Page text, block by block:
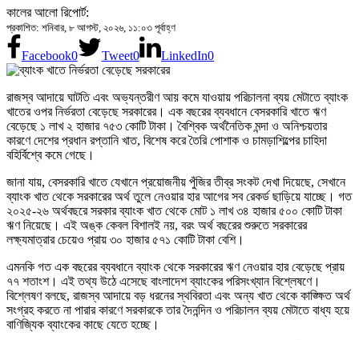
কালের আলো রিপোর্ট:
প্রকাশিত: শনিবার, ৮ আগস্ট, ২০২৬, ১১:০৩ পূর্বাহ্ণ
Facebook0 Tweet0 LinkedIn0
রাজস্ব আদায়ে ঘাটতি এবং অভ্যন্তরীণ আয় কমে যাওয়ায় পরিচালনা ব্যয় মেটাতে ব্যাংক
খাতের ওপর নির্ভরতা বেড়েছে সরকারের। এক বছরের ব্যবধানে বেসরকারি খাতে ঋণ
বেড়েছে ১ লাখ ২ হাজার ৭৫৩ কোটি টাকা। বৈশ্বিক অর্থনৈতিক মন্দা ও অনিশ্চয়তার
কারণে দেশের প্রধান রপ্তানি খাত, বিশেষ করে তৈরি পোশাক ও চামড়াশিল্পের চাহিদা
বহির্বিশ্বে কমে গেছে।
জানা যায়, বেসরকারি খাতে যেখানে প্রয়োজনীয় পুঁজির তীব্র সংকট দেখা দিয়েছে, সেখানে
ব্যাংক খাত থেকে সরকারের অর্থ তুলে নেওয়ার হার আগের সব রেকর্ড ছাড়িয়ে যাচ্ছে। গত
২০২৫-২৬ অর্থবছরে সরকার ব্যাংক খাত থেকে মোট ১ লাখ ৩৪ হাজার ৫০০ কোটি টাকা
ঋণ নিয়েছে। এই অঙ্ক কেবল বিশালই নয়, বরং অর্থ বছরের শুরুতে সরকারের
লক্ষ্যমাত্রার চেয়েও প্রায় ৩০ হাজার ৫৭১ কোটি টাকা বেশি।
এমনকি গত এক বছরের ব্যবধানে ব্যাংক থেকে সরকারের ঋণ নেওয়ার হার বেড়েছে প্রায়
৭৭ শতাংশ। এই তথ্য উঠে এসেছে বাংলাদেশ ব্যাংকের পরিসংখ্যান বিশ্লেষণে।
বিশ্লেষণ বলছে, রাজস্ব আদায়ে বড় ধরনের স্থবিরতা এবং অন্য খাত থেকে কাঙ্ক্ষিত অর্থ
সংগ্রহ করতে না পারার কারণে সরকারকে তার দৈনন্দিন ও পরিচালন ব্যয় মেটাতে বাধ্য হয়ে
বাণিজ্যিক ব্যাংকের কাছে যেতে হচ্ছে।